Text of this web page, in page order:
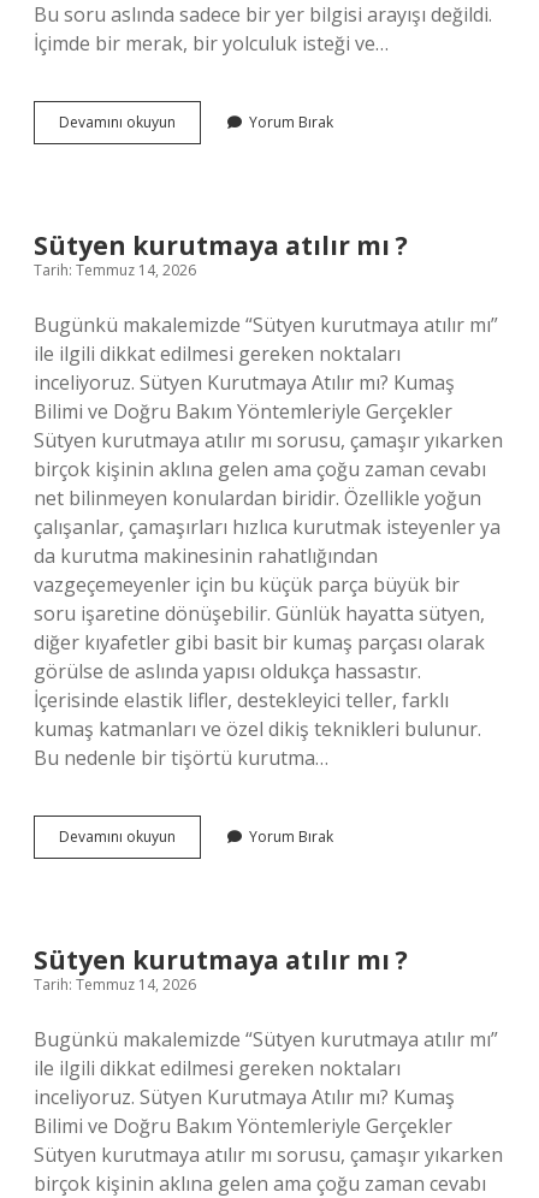
Bu soru aslında sadece bir yer bilgisi arayışı değildi.
İçimde bir merak, bir yolculuk isteği ve…
Devamını okuyun
Kozluk
Yorum Bırak
Sütyen kurutmaya atılır mı ?
Tarih: Temmuz 14, 2026
Bugünkü makalemizde “Sütyen kurutmaya atılır mı”
ile ilgili dikkat edilmesi gereken noktaları
inceliyoruz. Sütyen Kurutmaya Atılır mı? Kumaş
Bilimi ve Doğru Bakım Yöntemleriyle Gerçekler
Sütyen kurutmaya atılır mı sorusu, çamaşır yıkarken
birçok kişinin aklına gelen ama çoğu zaman cevabı
net bilinmeyen konulardan biridir. Özellikle yoğun
çalışanlar, çamaşırları hızlıca kurutmak isteyenler ya
da kurutma makinesinin rahatlığından
vazgeçemeyenler için bu küçük parça büyük bir
soru işaretine dönüşebilir. Günlük hayatta sütyen,
diğer kıyafetler gibi basit bir kumaş parçası olarak
görülse de aslında yapısı oldukça hassastır.
İçerisinde elastik lifler, destekleyici teller, farklı
kumaş katmanları ve özel dikiş teknikleri bulunur.
Bu nedenle bir tişörtü kurutma…
Devamını okuyun
kurutmaya
Yorum Bırak
Sütyen kurutmaya atılır mı ?
Tarih: Temmuz 14, 2026
Bugünkü makalemizde “Sütyen kurutmaya atılır mı”
ile ilgili dikkat edilmesi gereken noktaları
inceliyoruz. Sütyen Kurutmaya Atılır mı? Kumaş
Bilimi ve Doğru Bakım Yöntemleriyle Gerçekler
Sütyen kurutmaya atılır mı sorusu, çamaşır yıkarken
birçok kişinin aklına gelen ama çoğu zaman cevabı